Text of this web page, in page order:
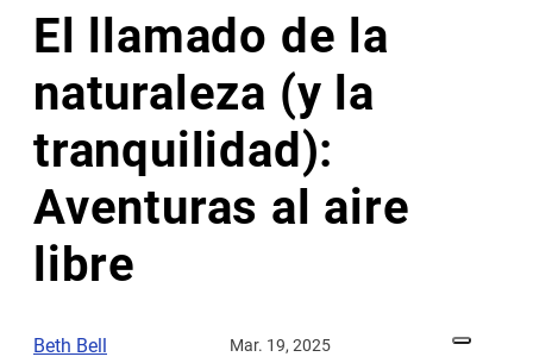
El llamado de la
naturaleza (y la
tranquilidad):
Aventuras al aire
libre
Beth Bell Mar. 19, 2025